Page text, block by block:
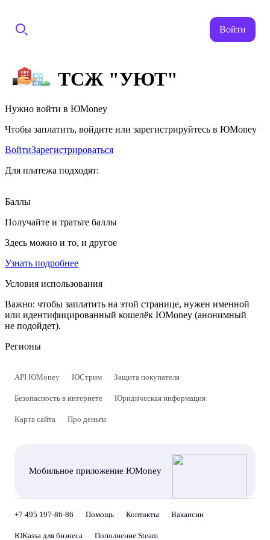
Войти
ТСЖ "УЮТ"
Нужно войти в ЮMoney
Чтобы заплатить, войдите или зарегистрируйтесь в ЮMoney
ВойтиЗарегистрироваться
Для платежа подходят:
Баллы
Получайте и тратьте баллы
Здесь можно и то, и другое
Узнать подробнее
Условия использования
Важно: чтобы заплатить на этой странице, нужен именной
или идентифицированный кошелёк ЮMoney (анонимный
не подойдет).
Регионы
API ЮMoney ЮСтрим Защита покупателя
Безопасность в интернете Юридическая информация
Карта сайта Про деньги
Мобильное приложение ЮMoney
+7 495 197-86-86 Помощь Контакты Вакансии
ЮKassa для бизнеса Пополнение Steam